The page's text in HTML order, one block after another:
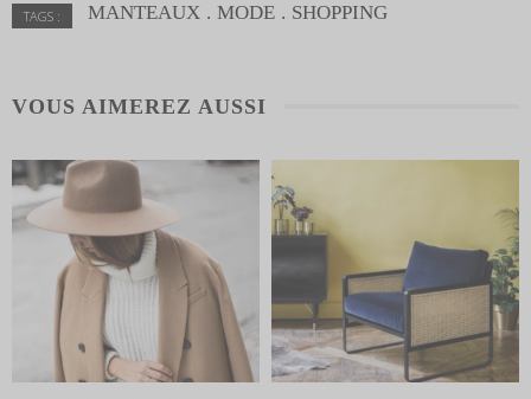
TAGS : MANTEAUX MODE SHOPPING
VOUS AIMEREZ AUSSI